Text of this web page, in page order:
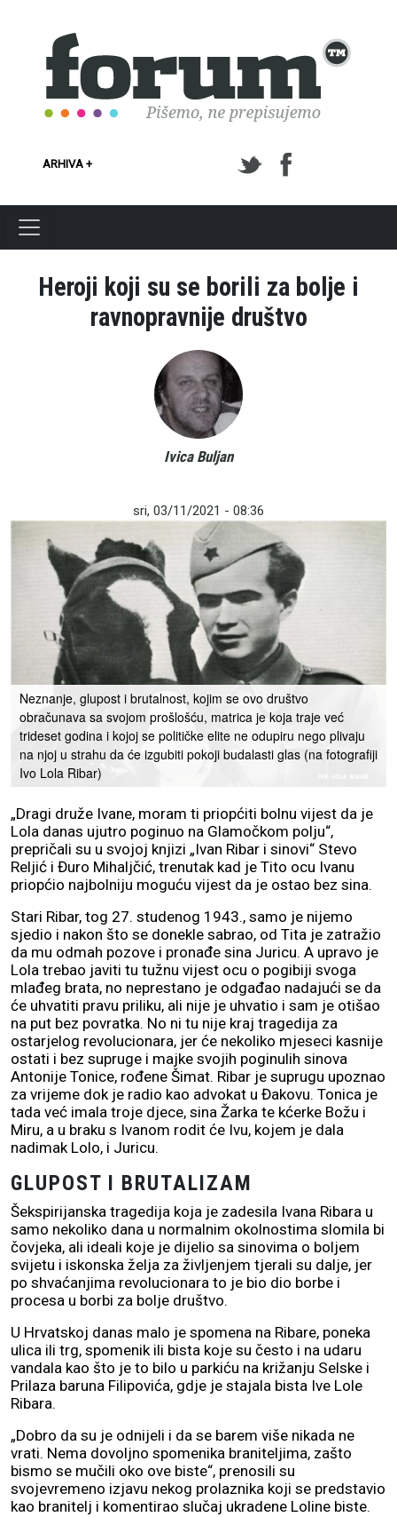
ARHIVA +
Heroji koji su se borili za bolje i
ravnopravnije društvo
Ivica Buljan
sri, 03/11/2021 - 08:36
Neznanje, glupost i brutalnost, kojim se ovo društvo
obračunava sa svojom prošlošću, matrica je koja traje već
trideset godina i kojoj se političke elite ne odupiru nego plivaju
na njoj u strahu da će izgubiti pokoji budalasti glas (na fotografiji
Ivo Lola Ribar)
„Dragi druže Ivane, moram ti priopćiti bolnu vijest da je
Lola danas ujutro poginuo na Glamočkom polju“,
prepričali su u svojoj knjizi „Ivan Ribar i sinovi“ Stevo
Reljić i Đuro Mihaljčić, trenutak kad je Tito ocu Ivanu
priopćio najbolniju moguću vijest da je ostao bez sina.
Stari Ribar, tog 27. studenog 1943., samo je nijemo
sjedio i nakon što se donekle sabrao, od Tita je zatražio
da mu odmah pozove i pronađe sina Juricu. A upravo je
Lola trebao javiti tu tužnu vijest ocu o pogibiji svoga
mlađeg brata, no neprestano je odgađao nadajući se da
će uhvatiti pravu priliku, ali nije je uhvatio i sam je otišao
na put bez povratka. No ni tu nije kraj tragedija za
ostarjelog revolucionara, jer će nekoliko mjeseci kasnije
ostati i bez supruge i majke svojih poginulih sinova
Antonije Tonice, rođene Šimat. Ribar je suprugu upoznao
za vrijeme dok je radio kao advokat u Đakovu. Tonica je
tada već imala troje djece, sina Žarka te kćerke Božu i
Miru, a u braku s Ivanom rodit će Ivu, kojem je dala
nadimak Lolo, i Juricu.
GLUPOST I BRUTALIZAM
Šekspirijanska tragedija koja je zadesila Ivana Ribara u
samo nekoliko dana u normalnim okolnostima slomila bi
čovjeka, ali ideali koje je dijelio sa sinovima o boljem
svijetu i iskonska želja za življenjem tjerali su dalje, jer
po shvaćanjima revolucionara to je bio dio borbe i
procesa u borbi za bolje društvo.
U Hrvatskoj danas malo je spomena na Ribare, poneka
ulica ili trg, spomenik ili bista koje su često i na udaru
vandala kao što je to bilo u parkiću na križanju Selske i
Prilaza baruna Filipovića, gdje je stajala bista Ive Lole
Ribara.
„Dobro da su je odnijeli i da se barem više nikada ne
vrati. Nema dovoljno spomenika braniteljima, zašto
bismo se mučili oko ove biste“, prenosili su
svojevremeno izjavu nekog prolaznika koji se predstavio
kao branitelj i komentirao slučaj ukradene Loline biste.